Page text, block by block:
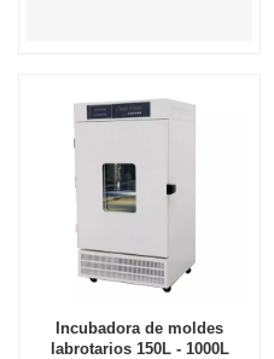
Incubadora de moldes
labrotarios 150L - 1000L